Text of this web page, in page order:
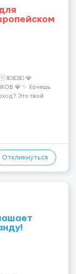
💎
💎 ✨ Хочешь
Это твой
поток
Откликнуться